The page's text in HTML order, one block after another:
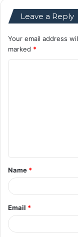
Leave a Reply
Your email address
marked *
t
*
Name *
Email *